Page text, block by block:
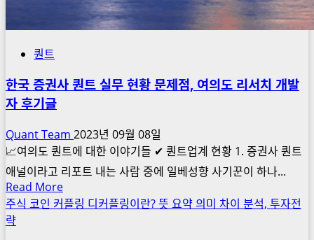
퀀트
한국 증권사 퀀트 실무 현황 문제점, 여의도 리서치 개발
자 후기글
Quant Team 2023년 09월 08일
📈여의도 퀀트에 대한 이야기들 ✔ 퀀트업계 현황 1. 증권사 퀀트
애널이라고 리포트 내는 사람 중에 일베성향 사기꾼이 하나...
Read MoreRead
more
주식 코인 커플링 디커플링이란? 뜻 요약 의미 차이 분석, 투자전
략